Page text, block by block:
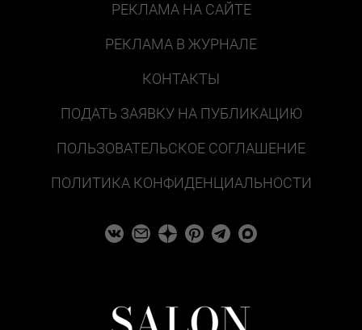
РЕКЛАМА НА САЙТЕ
РЕКЛАМА В ЖУРНАЛЕ
КОНТАКТЫ
ПОДАТЬ ЗАЯВКУ НА ПУБЛИКАЦИЮ
ПОЛЬЗОВАТЕЛЬСКОЕ СОГЛАШЕНИЕ
ПОЛИТИКА КОНФИДЕНЦИАЛЬНОСТИ